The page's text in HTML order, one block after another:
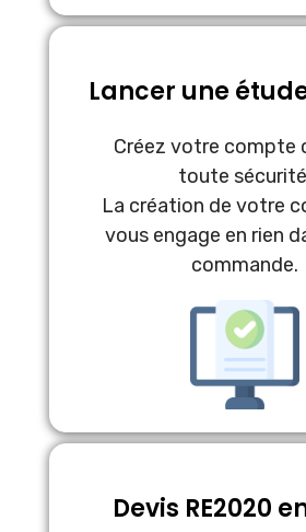
Lancer une étude
Créez votre compte
toute
La création de votre
vous engage en rien
commande.
Devis RE2020